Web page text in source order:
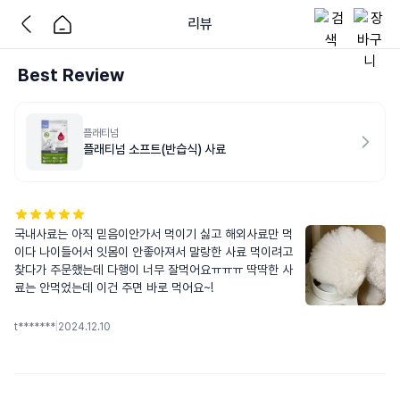
리뷰
Best Review
플래티넘
플래티넘 소프트(반습식) 사료
국내사료는 아직 믿음이안가서 먹이기 싫고 해외사료만 먹
이다 나이들어서 잇몸이 안좋아져서 말랑한 사료 먹이려고
찾다가 주문했는데 다행이 너무 잘먹어요ㅠㅠㅠ 딱딱한 사
료는 안먹었는데 이건 주면 바로 먹어요~!
t******* 2024.12.10